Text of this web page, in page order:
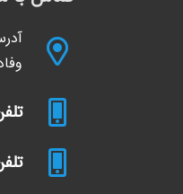
تلفن :
تلفن :